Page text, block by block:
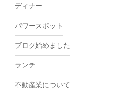
ディナー
パワースポット
ブログ始めました
ランチ
不動産業について